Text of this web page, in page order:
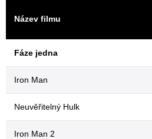
Název filmu
Fáze jedna
Iron Man
Neuvěřitelný Hulk
Iron Man 2